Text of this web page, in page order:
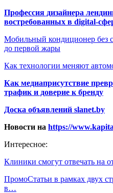
Профессия дизайнера
востребованных в digital-
Мобильный кондиционер без
до первой жары
Как технологии меняют
Как медиаприсутствие
трафик и доверие к бренду
Доска объявлений slanet.by
Новости на https://
Интересное:
Клиники смогут отвечать на
ПромоСтатьи в рамках двух
в…